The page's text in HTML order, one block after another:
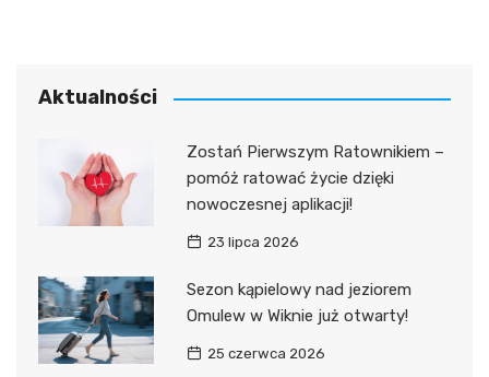
Aktualności
Zostań Pierwszym Ratownikiem –
pomóż ratować życie dzięki
nowoczesnej aplikacji!
23 lipca 2026
Sezon kąpielowy nad jeziorem
Omulew w Wiknie już otwarty!
25 czerwca 2026